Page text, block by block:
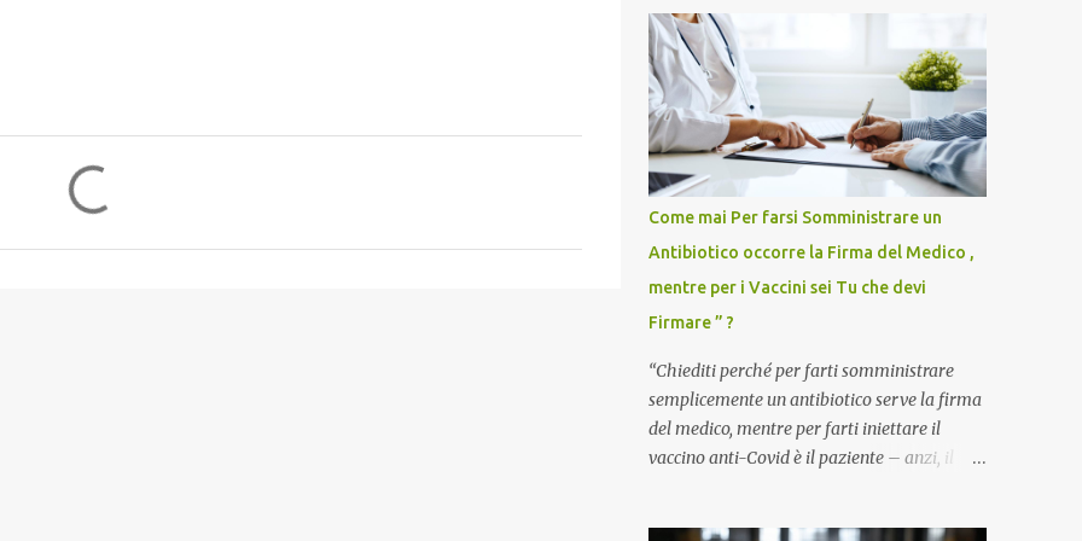
Come mai Per farsi Somministrare un
Antibiotico occorre la Firma del Medico ,
mentre per i Vaccini sei Tu che devi
Firmare ” ?
“Chiediti perché per farti somministrare
semplicemente un antibiotico serve la firma
del medico, mentre per farti iniettare il
vaccino anti-Covid è il paziente – anzi, il